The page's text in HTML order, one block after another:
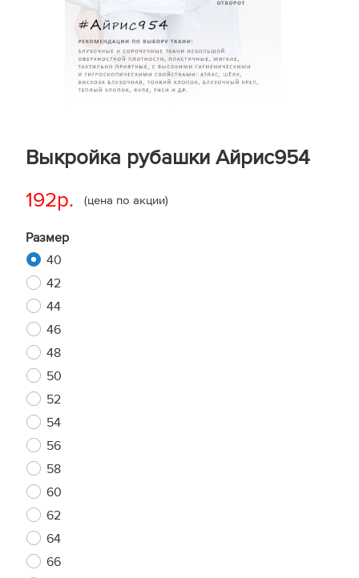
Выкройка рубашки Айрис954
192р. (цена по акции)
Размер
40
42
44
46
48
50
52
54
56
58
60
62
64
66